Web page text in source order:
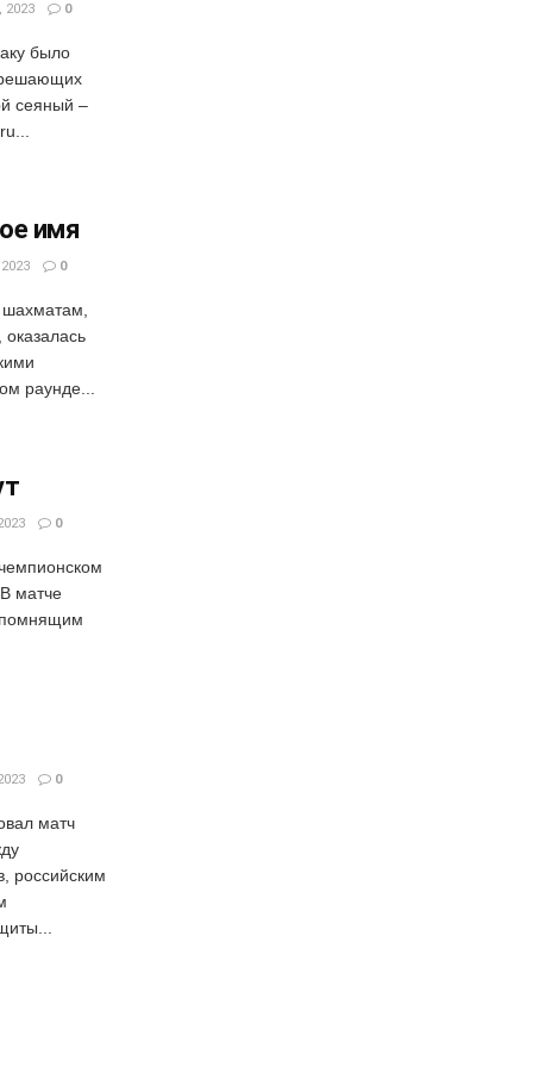
0
было
решающих
сеяный –
имя
0
раунде...
0
матче
0
матч
российским